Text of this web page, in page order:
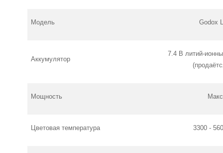
Модель Godox
Аккумулятор
7.4 В литий-
Мощность
Цветовая температура 3300 -